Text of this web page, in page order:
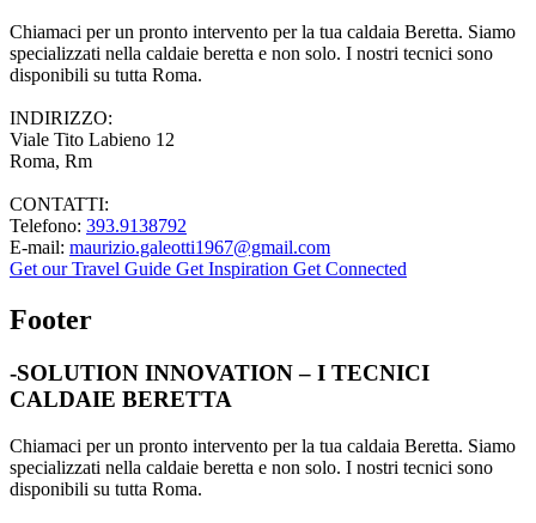
Chiamaci per un pronto intervento per la tua caldaia Beretta. Siamo
specializzati nella caldaie beretta e non solo. I nostri tecnici sono
disponibili su tutta Roma.
INDIRIZZO:
Viale Tito Labieno 12
Roma, Rm
CONTATTI:
Telefono: 393.9138792
E-mail: maurizio.galeotti1967@gmail.com
Get our Travel Guide Get Inspiration Get Connected
Footer
-SOLUTION INNOVATION – I TECNICI
CALDAIE BERETTA
Chiamaci per un pronto intervento per la tua caldaia Beretta. Siamo
specializzati nella caldaie beretta e non solo. I nostri tecnici sono
disponibili su tutta Roma.